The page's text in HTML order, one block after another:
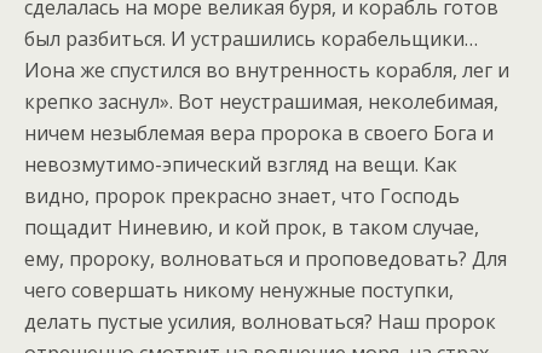
сделалась на море великая буря, и корабль готов
был разбиться. И устрашились корабельщики…
Иона же спустился во внутренность корабля, лег и
крепко заснул». Вот неустрашимая, неколебимая,
ничем незыблемая вера пророка в своего Бога и
невозмутимо-эпический взгляд на вещи. Как
видно, пророк прекрасно знает, что Господь
пощадит Ниневию, и кой прок, в таком случае,
ему, пророку, волноваться и проповедовать? Для
чего совершать никому ненужные поступки,
делать пустые усилия, волноваться? Наш пророк